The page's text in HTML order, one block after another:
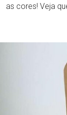
as cores! Veja